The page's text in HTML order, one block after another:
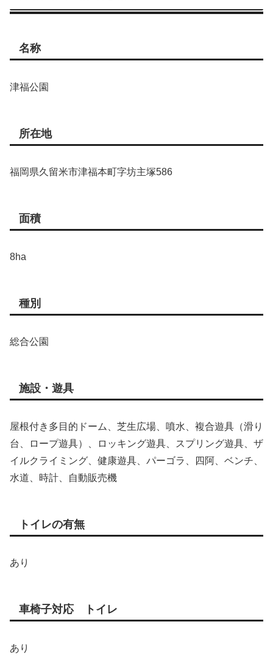
名称
津福公園
所在地
福岡県久留米市津福本町字坊主塚586
面積
8ha
種別
総合公園
施設・遊具
屋根付き多目的ドーム、芝生広場、噴水、複合遊具（滑り
台、ロープ遊具）、ロッキング遊具、スプリング遊具、ザ
イルクライミング、健康遊具、パーゴラ、四阿、ベンチ、
水道、時計、自動販売機
トイレの有無
あり
車椅子対応 トイレ
あり